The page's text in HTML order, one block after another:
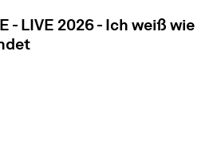
- LIVE 2026 - Ich weiß wie